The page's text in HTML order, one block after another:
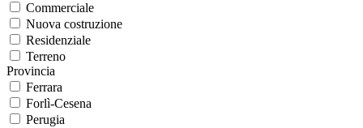
Commerciale
Nuova costruzione
Residenziale
Terreno
Provincia
Ferrara
Forlì-Cesena
Perugia